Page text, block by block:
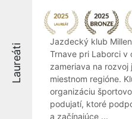
Laureáti
Jazdecký klub
Trnave pri Laborci v
zameriava na
miestnom regióne.
organizáciu
podujatí, ktoré
a začínajúce ...